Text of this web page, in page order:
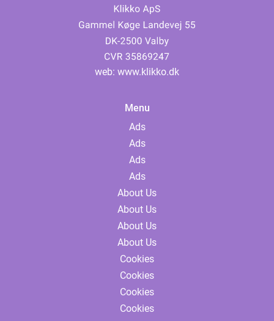
web: www.klikko.dk
Menu
Ads
Ads
Ads
Ads
About Us
About Us
About Us
About Us
Cookies
Cookies
Cookies
Cookies